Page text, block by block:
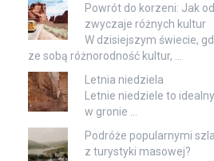
Powrót do korzeni: Jak
zwyczaje różnych kultur
W dzisiejszym świecie,
ze sobą różnorodność kultur, …
Letnia niedziela
Letnie niedziele to
w gronie …
Podróże popularnymi
z turystyki masowej?